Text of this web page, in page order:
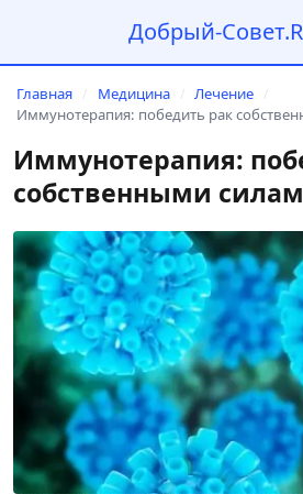
Добрый-
Главная / Медицина / Лечение /
Иммунотерапия: победить рак
Иммунотерапия:
собственными